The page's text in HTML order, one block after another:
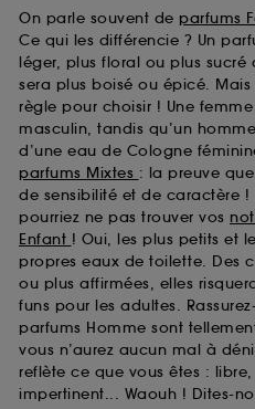
On parle souvent de parfums
Ce qui les différencie ? Un
léger, plus floral ou plus sucré
sera plus boisé ou épicé.
règle pour choisir ! Une
masculin, tandis qu’un
d’une eau de Cologne
parfums Mixtes : la preuve
de sensibilité et de caractère
pourriez ne pas trouver vos
Enfant ! Oui, les plus petits et
propres eaux de toilette. Des
ou plus affirmées, elles
funs pour les adultes.
parfums Homme sont
vous n’aurez aucun mal à
reflète ce que vous êtes :
impertinent... Waouh ! Dites-